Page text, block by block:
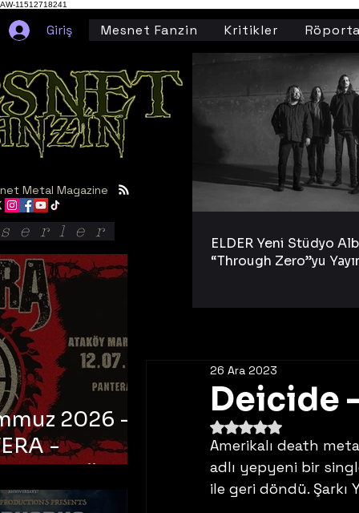
AW-11512718241
Giriş Mesnet Fanzin Kritikler
Deicide
26 Ara 2023
5 üzerinden NaN yıldız
Amerikalı death
adlı yepyeni bir
ile geri döndü. Şarkı
Metal Magazine
ELDER Yeni Stüdyo
“Through Zero”yu
2026 -
-
Ataköy
Arena